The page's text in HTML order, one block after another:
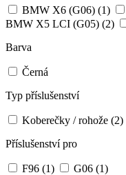
BMW X6 (G06) (1)
BMW X5 LCI (G05) (2)
Barva
Černá
Typ příslušenství
Koberečky / rohože (2)
Příslušenství pro
F96 (1) G06 (1)